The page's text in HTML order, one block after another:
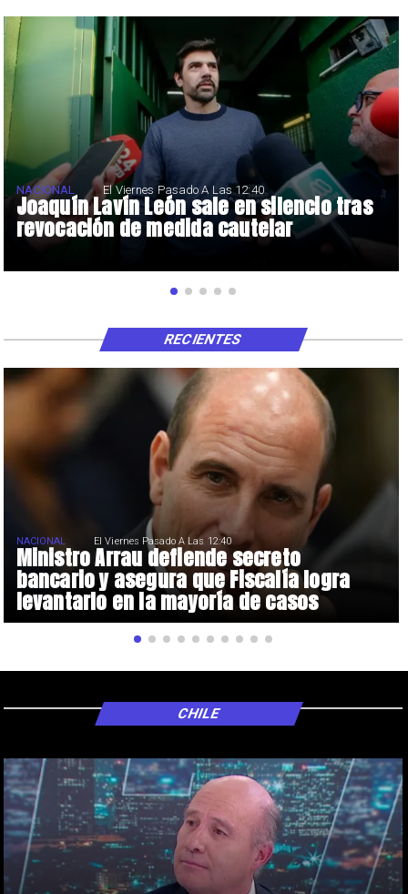
Joaquín Lavín León sale en silencio tras
revocación de medida cautelar
NACIONAL El Viernes Pasado A Las 12:40
Ministro Arrau defiende secreto
bancario y asegura que Fiscalía logra
levantarlo en la mayoría de casos
NACIONAL El Viernes Pasado A Las 12:40
RECIENTES
CHILE